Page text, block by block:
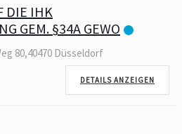
DIE IHK
GEM. §34A GEWO
80,40470 Düsseldorf
DETAILS ANZEIGEN